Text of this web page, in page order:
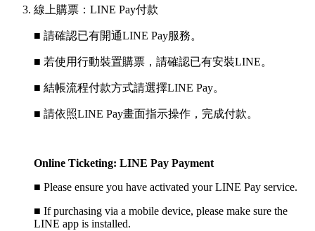
線上購票：LINE Pay付款
■ 請確認已有開通LINE Pay服務。
■ 若使用行動裝置購票，請確認已有安裝LINE。
■ 結帳流程付款方式請選擇LINE Pay。
■ 請依照LINE Pay畫面指示操作，完成付款。
Online Ticketing: LINE Pay Payment
■ Please ensure you have activated your LINE Pay service.
■ If purchasing via a mobile device, please make sure the
LINE app is installed.